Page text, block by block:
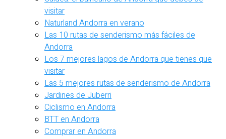
visitar
Naturland Andorra en verano
Las 10 rutas de senderismo más fáciles de
Andorra
Los 7 mejores lagos de Andorra que tienes que
visitar
Las 5 mejores rutas de senderismo de Andorra
Jardines de Juberri
Ciclismo en Andorra
BTT en Andorra
Comprar en Andorra